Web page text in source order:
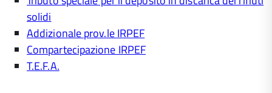
solidi
Addizionale prov.le IRPEF
Compartecipazione IRPEF
T.E.F.A.